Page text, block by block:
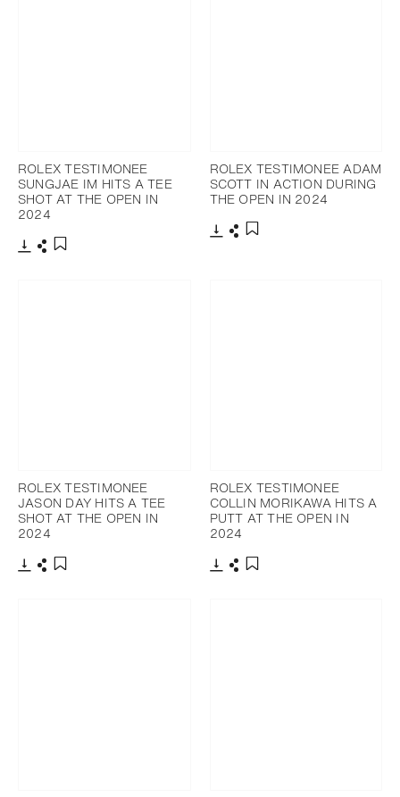
ROLEX TESTIMONEE
SUNGJAE IM HITS A TEE
SHOT AT THE OPEN IN
2024
ROLEX TESTIMONEE ADAM
SCOTT IN ACTION DURING
THE OPEN IN 2024
ROLEX TESTIMONEE
JASON DAY HITS A TEE
SHOT AT THE OPEN IN
2024
ROLEX TESTIMONEE
COLLIN MORIKAWA HITS A
PUTT AT THE OPEN IN
2024